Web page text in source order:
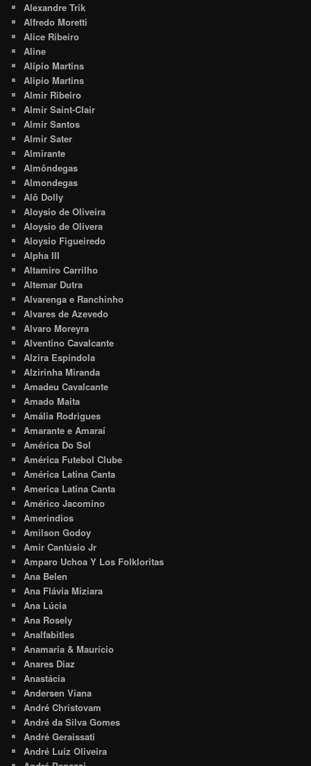
Alexandre Trik
Alfredo Moretti
Alice Ribeiro
Aline
Alípio Martins
Alipio Martins
Almir Ribeiro
Almir Saint-Clair
Almir Santos
Almir Sater
Almirante
Almôndegas
Almondegas
Alô Dolly
Aloysio de Oliveira
Aloysio de Olivera
Aloysio Figueiredo
Alpha III
Altamiro Carrilho
Altemar Dutra
Alvarenga e Ranchinho
Alvares de Azevedo
Alvaro Moreyra
Alventino Cavalcante
Alzira Espíndola
Alzirinha Miranda
Amadeu Cavalcante
Amado Maita
Amália Rodrigues
Amarante e Amaraí
América Do Sol
América Futebol Clube
América Latina Canta
America Latina Canta
Américo Jacomino
Amerindios
Amilson Godoy
Amir Cantúsio Jr
Amparo Uchoa Y Los Folkloritas
Ana Belen
Ana Flávia Miziara
Ana Lúcia
Ana Rosely
Analfabitles
Anamaria & Maurício
Anares Diaz
Anastácia
Andersen Viana
André Christovam
André da Silva Gomes
André Geraissati
André Luiz Oliveira